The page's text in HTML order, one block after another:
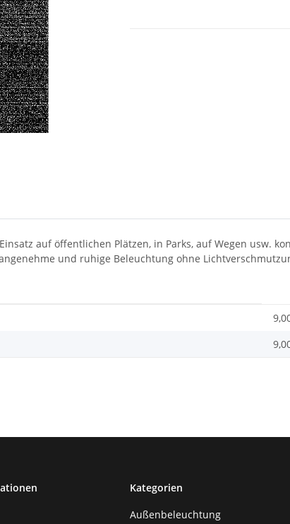
auf öffentlichen Plätzen, in Parks, auf Wegen usw.
und ruhige Beleuchtung ohne
Kategorien
Außenbeleuchtung